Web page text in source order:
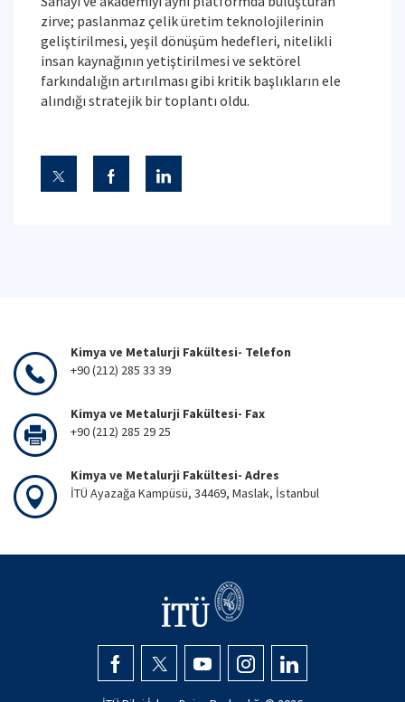
zirve; paslanmaz çelik üretim teknolojilerinin
geliştirilmesi, yeşil dönüşüm hedefleri, nitelikli
insan kaynağının yetiştirilmesi ve sektörel
farkındalığın artırılması gibi kritik başlıkların ele
alındığı stratejik bir toplantı oldu.
Kimya ve Metalurji Fakültesi- Telefon
+90 (212) 285 33 39
Kimya ve Metalurji Fakültesi- Fax
+90 (212) 285 29 25
Kimya ve Metalurji Fakültesi- Adres
İTÜ Ayazağa Kampüsü, 34469, Maslak, İstanbul